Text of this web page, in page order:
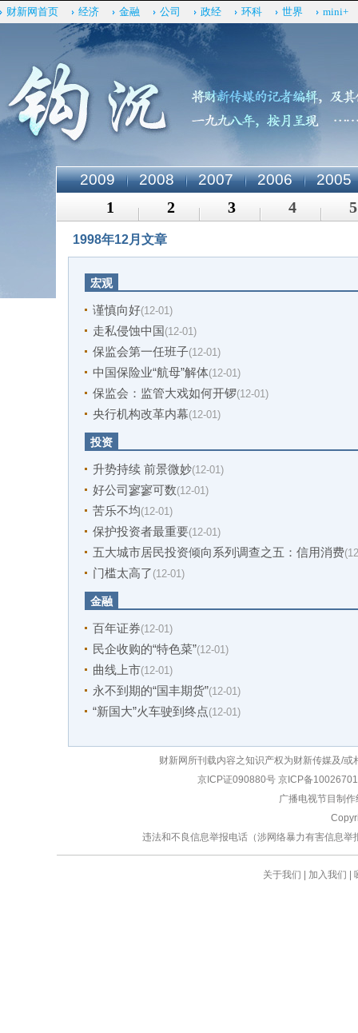
财新网首页 经济 金融 公司 政经 环科 世界 mini+
2009 2008 2007 2006 2005
1 2 3 4 5
1998年12月文章
宏观
谨慎向好(12-01)
走私侵蚀中国(12-01)
保监会第一任班子(12-01)
中国保险业“航母”解体(12-01)
保监会：监管大戏如何开锣(12-01)
央行机构改革内幕(12-01)
投资
升势持续 前景微妙(12-01)
好公司寥寥可数(12-01)
苦乐不均(12-01)
保护投资者最重要(12-01)
五大城市居民投资倾向系列调查之五：信用消费
门槛太高了 (12-01)
金融
百年证券(12-01)
民企收购的“特色菜”(12-01)
曲线上市(12-01)
永不到期的“国丰期货”(12-01)
“新国大”火车驶到终点(12-01)
财新网所刊载内容之知识产权为财新传媒及/
京ICP证090880号 京ICP备
广播电视节目制
违法和不良信息举报电话（涉网络暴力有害信息
关于我们 加入我们